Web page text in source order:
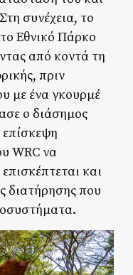
συνέχεια, το
Εθνικό Πάρκο
από κοντά τη
πριν
με ένα γκουρμέ
ο διάσημος
WRC να
και
διατήρησης που